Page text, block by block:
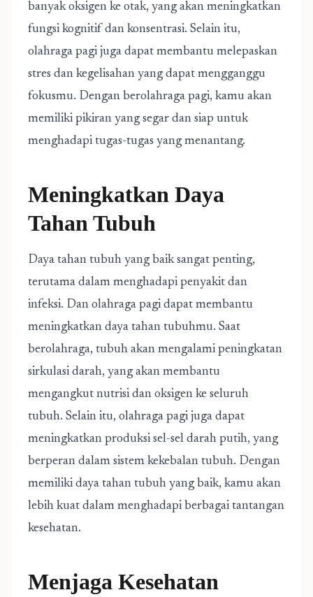
banyak oksigen ke otak, yang akan meningkatkan
fungsi kognitif dan konsentrasi. Selain itu,
olahraga pagi juga dapat membantu melepaskan
stres dan kegelisahan yang dapat mengganggu
fokusmu. Dengan berolahraga pagi, kamu akan
memiliki pikiran yang segar dan siap untuk
menghadapi tugas-tugas yang menantang.
Meningkatkan Daya
Tahan Tubuh
Daya tahan tubuh yang baik sangat penting,
terutama dalam menghadapi penyakit dan
infeksi. Dan olahraga pagi dapat membantu
meningkatkan daya tahan tubuhmu. Saat
berolahraga, tubuh akan mengalami peningkatan
sirkulasi darah, yang akan membantu
mengangkut nutrisi dan oksigen ke seluruh
tubuh. Selain itu, olahraga pagi juga dapat
meningkatkan produksi sel-sel darah putih, yang
berperan dalam sistem kekebalan tubuh. Dengan
memiliki daya tahan tubuh yang baik, kamu akan
lebih kuat dalam menghadapi berbagai tantangan
kesehatan.
Menjaga Kesehatan